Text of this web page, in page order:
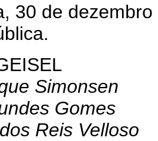
de dezembro
Simonsen
Gomes
Reis Velloso